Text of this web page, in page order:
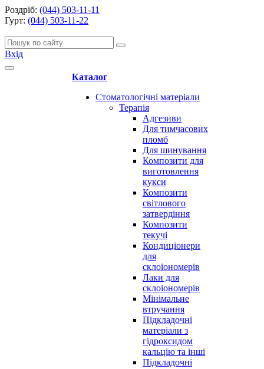
Роздріб: (044) 503-11-11
Гурт: (044) 503-11-22
Вхід
Каталог
Стоматологічні матеріали
Терапія
Адгезиви
Для тимчасових
пломб
Для шинування
Композити для
виготовлення
кукси
Композити
світлового
затвердіння
Композити
текучі
Кондиціонери
для
склоіономерів
Лаки для
склоіономерів
Мінімальне
втручання
Підкладочні
матеріали з
гідроксидом
кальцію та інші
Підкладочні